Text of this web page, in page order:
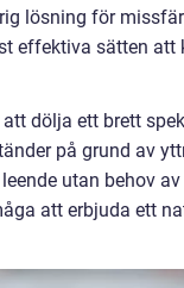
lösning för
effektiva sätten
dölja ett brett
på grund av
utan behov
att erbjuda ett